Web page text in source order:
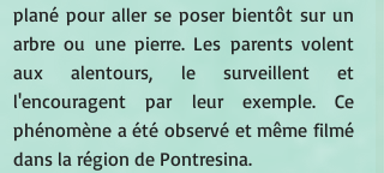
plané pour aller se poser bientôt sur un
arbre ou une pierre. Les parents volent
aux alentours, le surveillent et
l'encouragent par leur exemple. Ce
phénomène a été observé et même filmé
dans la région de Pontresina.